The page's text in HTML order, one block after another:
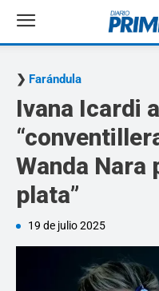
Farándula
Ivana Icardi
Wanda Nara
plata”
19 de julio 2025